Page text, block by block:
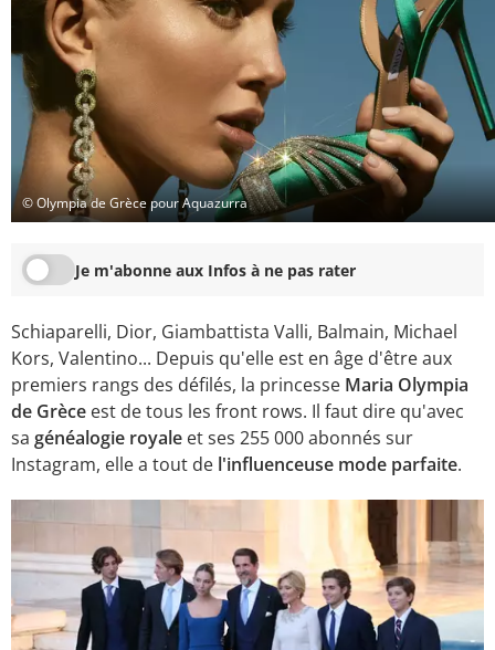
© Olympia de Grèce pour Aquazurra
Je m'abonne aux Infos à ne pas rater
Schiaparelli, Dior, Giambattista Valli, Balmain, Michael
Kors, Valentino... Depuis qu'elle est en âge d'être aux
premiers rangs des défilés, la princesse Maria Olympia
de Grèce est de tous les front rows. Il faut dire qu'avec
sa généalogie royale et ses 255 000 abonnés sur
Instagram, elle a tout de l'influenceuse mode parfaite.